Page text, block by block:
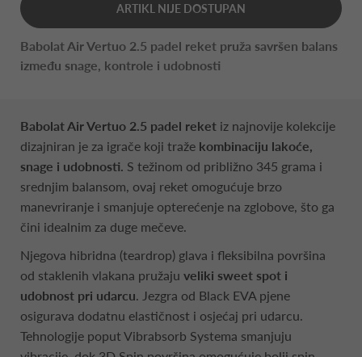
ARTIKL NIJE DOSTUPAN
Babolat Air Vertuo 2.5 padel reket pruža savršen balans
između snage, kontrole i udobnosti
Babolat Air Vertuo 2.5 padel reket iz najnovije kolekcije
dizajniran je za igrače koji traže kombinaciju lakoće,
snage i udobnosti. S težinom od približno 345 grama i
srednjim balansom, ovaj reket omogućuje brzo
manevriranje i smanjuje opterećenje na zglobove, što ga
čini idealnim za duge mečeve.
Njegova hibridna (teardrop) glava i fleksibilna površina
od staklenih vlakana pružaju veliki sweet spot i
udobnost pri udarcu. Jezgra od Black EVA pjene
osigurava dodatnu elastičnost i osjećaj pri udarcu.
Tehnologije poput Vibrabsorb Systema smanjuju